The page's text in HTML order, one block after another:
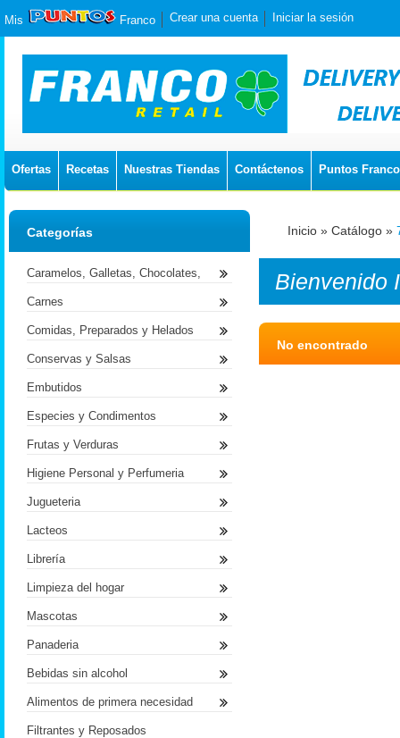
Mis Franco Crear una cuenta Iniciar la sesión
Ofertas Recetas Nuestras Tiendas Contáctenos Puntos Franco
Inicio » Catálogo »
Bienvenido
No encontrado
Categorías
Caramelos, Galletas, Chocolates,
Carnes
Comidas, Preparados y Helados
Conservas y Salsas
Embutidos
Especies y Condimentos
Frutas y Verduras
Higiene Personal y Perfumeria
Jugueteria
Lacteos
Librería
Limpieza del hogar
Mascotas
Panaderia
Bebidas sin alcohol
Alimentos de primera necesidad
Filtrantes y Reposados